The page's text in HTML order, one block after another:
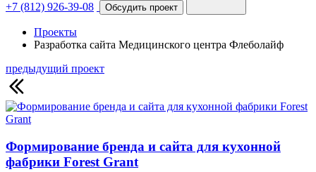
+7 (812) 926-39-08 Обсудить проект
Проекты
Разработка сайта Медицинского центра Флеболайф
предыдущий проект
Формирование бренда и сайта для кухонной
фабрики Forest Grant